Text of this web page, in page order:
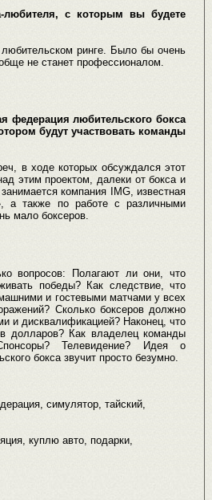
с которым вы будете
ринге. Было бы очень
не станет профессионалом.
федерация любительского бокса
будут участвовать команды
в ходе которых обсуждался этот
этим проектом, далеки от бокса и
компания IMG, известная
а также по работе с различными
мало боксеров.
вопросов: Полагают ли они, что
победы? Как следствие, что
и гостевыми матчами у всех
Сколько боксеров должно
и дисквалификацией? Наконец, что
долларов? Как владелец команды
Телевидение? Идея о
бокса звучит просто безумно.
симулятор, тайский,
куплю авто, подарки,